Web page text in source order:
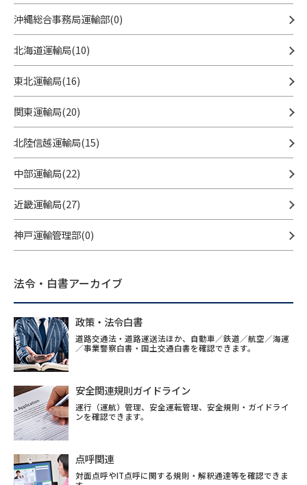
沖縄総合事務局運輸部(0)
北海道運輸局(10)
東北運輸局(16)
関東運輸局(20)
北陸信越運輸局(15)
中部運輸局(22)
近畿運輸局(27)
神戸運輸管理部(0)
法令・白書アーカイブ
政策・法令白書
道路交通法・道路運送法ほか、自動車／鉄道／航空／海運
／事業警察白書・国土交通白書を確認できます。
安全関連規則ガイドライン
運行（運航）管理、安全運転管理、安全規則・ガイドライ
ンを確認できます。
点呼関連
対面点呼やIT点呼に関する規則・解釈通達等を確認できま